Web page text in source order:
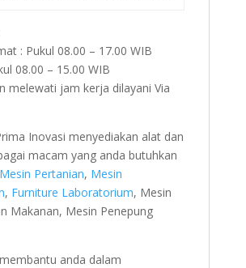
: Pukul 08.00 – 17.00 WIB
08.00 – 15.00 WIB
melewati jam kerja dilayani Via
Inovasi menyediakan alat dan
macam yang anda butuhkan
Mesin Pertanian, Mesin
, Furniture Laboratorium, Mesin
Makanan, Mesin Penepung
anda dalam